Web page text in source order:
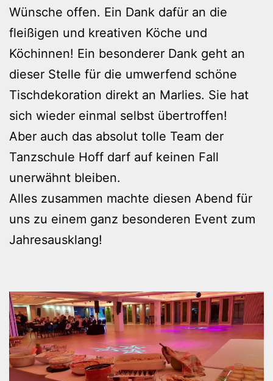
Wünsche offen. Ein Dank dafür an die
fleißigen und kreativen Köche und
Köchinnen! Ein besonderer Dank geht an
dieser Stelle für die umwerfend schöne
Tischdekoration direkt an Marlies. Sie hat
sich wieder einmal selbst übertroffen!
Aber auch das absolut tolle Team der
Tanzschule Hoff darf auf keinen Fall
unerwähnt bleiben.
Alles zusammen machte diesen Abend für
uns zu einem ganz besonderen Event zum
Jahresausklang!